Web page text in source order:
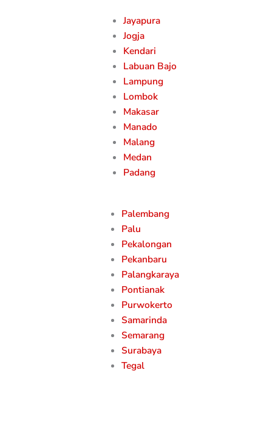
Jayapura
Jogja
Kendari
Labuan Bajo
Lampung
Lombok
Makasar
Manado
Malang
Medan
Padang
Palembang
Palu
Pekalongan
Pekanbaru
Palangkaraya
Pontianak
Purwokerto
Samarinda
Semarang
Surabaya
Tegal